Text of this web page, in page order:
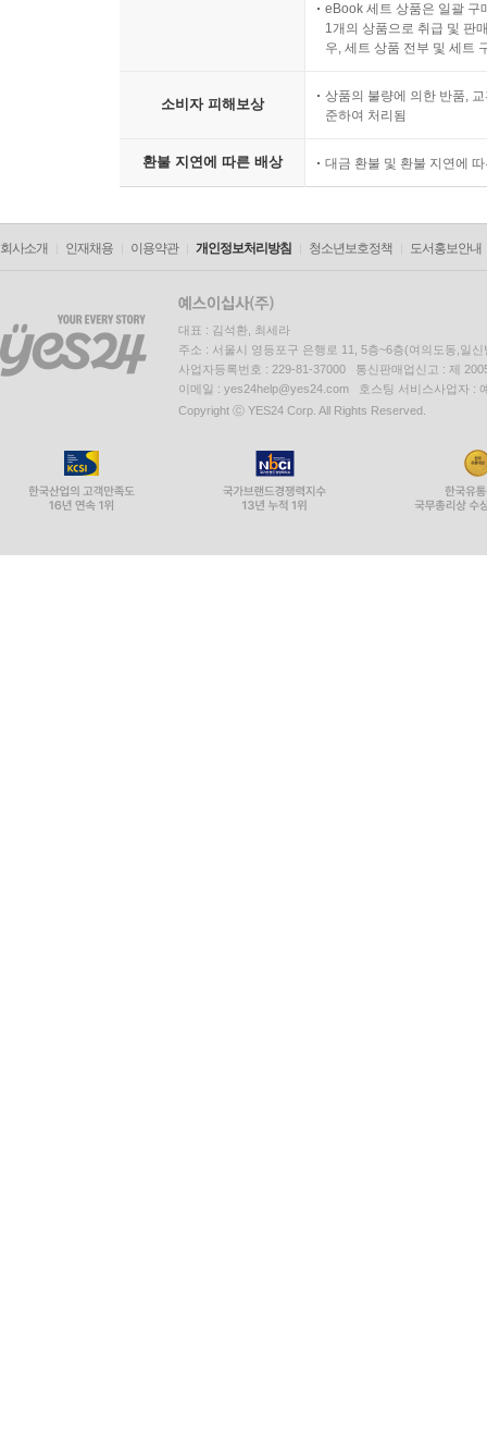
eBook 세트 상품은 일괄 구
1개의 상품으로 취급 및 판
우, 세트 상품 전부 및 세트
소비자 피해보상
상품의 불량에 의한 반품,
준하여 처리됨
환불 지연에 따른 배상 대금 환불 및 환불 지연에
회사소개 인재채용 이용약관 개인정보처리방침 청소년보호정책 도서홍보안내
대표 : 김석환, 최세라
주소 : 서울시 영등포구 은행로 11, 5층~6층(여의도동,일신
사업자등록번호 : 229-81-37000 통신판매업신고 : 제
이메일 : yes24help@yes24.com 호스팅 서비스사업자 :
Copyright ⓒ YES24 Corp. All Rights Reserved.